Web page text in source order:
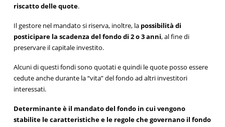
riscatto delle quote.
Il gestore nel mandato si riserva, inoltre, la possibilità di
posticipare la scadenza del fondo di 2 o 3 anni, al fine di
preservare il capitale investito.
Alcuni di questi fondi sono quotati e quindi le quote posso essere
cedute anche durante la “vita” del fondo ad altri investitori
interessati.
Determinante è il mandato del fondo in cui vengono
stabilite le caratteristiche e le regole che governano il fondo